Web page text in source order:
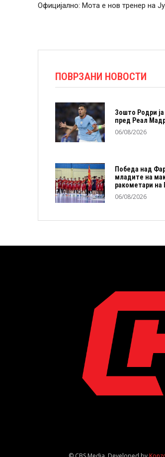
Официјално: Мота е нов тренер на
ПОВРЗАНИ НОВОСТИ
Зошто Родри
пред Реал
06/08/2026
Победа над
младите на
ракометари на
06/08/2026